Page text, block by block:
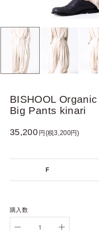
BISHOOL
Big Pants kinari
35,200 円(税3,200円)
F
購入数